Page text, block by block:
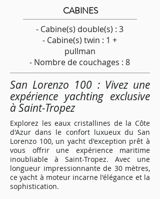
CABINES
- Cabine(s) double(s) : 3
- Cabine(s) twin : 1 +
pullman
- Nombre de couchages : 8
San Lorenzo 100 : Vivez une
expérience yachting exclusive
à Saint-Tropez
Explorez les eaux cristallines de la Côte
d'Azur dans le confort luxueux du San
Lorenzo 100, un yacht d'exception prêt à
vous offrir une expérience maritime
inoubliable à Saint-Tropez. Avec une
longueur impressionnante de 30 mètres,
ce yacht à moteur incarne l'élégance et la
sophistication.